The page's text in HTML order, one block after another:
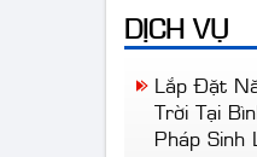
DỊCH VỤ
Lắp Đặt
Trời Tại
Pháp Sinh